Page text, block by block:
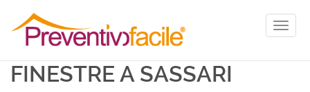
FINESTRE A SASSARI